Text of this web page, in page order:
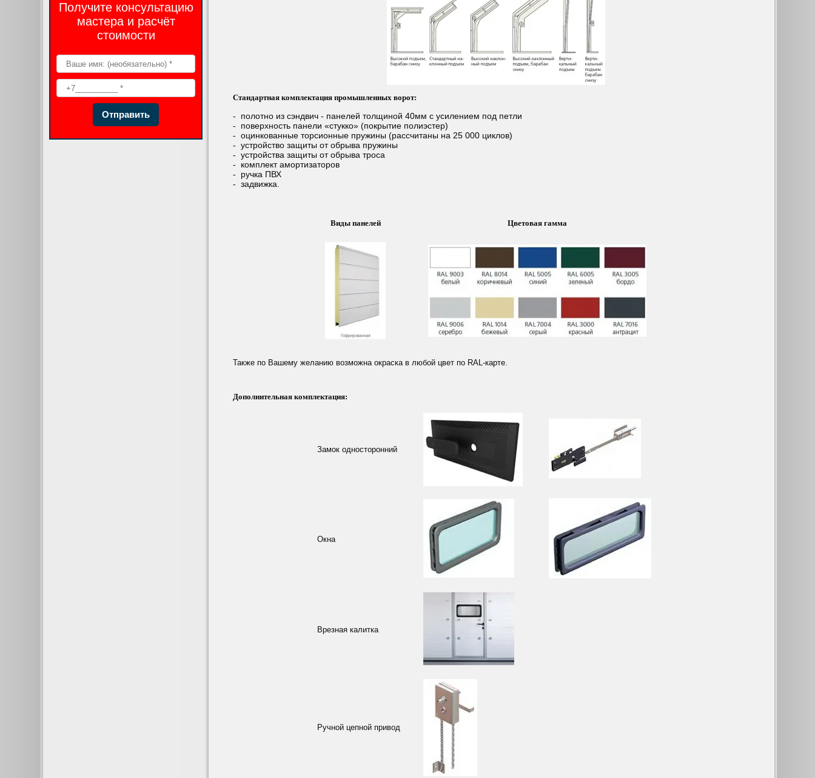
Получите консультацию
мастера и расчёт
стоимости
Отправить
Стандартная комплектация промышленных ворот:
- полотно из сэндвич - панелей толщиной 40мм с усилением под петли
- поверхность панели «стукко» (покрытие полиэстер)
- оцинкованные торсионные пружины (рассчитаны на 25 000 циклов)
- устройство защиты от обрыва пружины
- устройства защиты от обрыва троса
- комплект амортизаторов
- ручка ПВХ
- задвижка.
Виды панелей Цветовая гамма
Также по Вашему желанию возможна окраска в любой цвет по RAL-карте.
Дополнительная комплектация:
Замок односторонний
Окна
Врезная калитка
Ручной цепной привод